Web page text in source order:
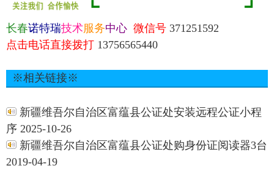
长春诺特瑞技术服务中心 微信号 371251592
点击电话直接拨打 13756565440
※相关链接※
新疆维吾尔自治区富蕴县公证处安装远程公证小程
序 2025-10-26
新疆维吾尔自治区富蕴县公证处购身份证阅读器3台
2019-04-19